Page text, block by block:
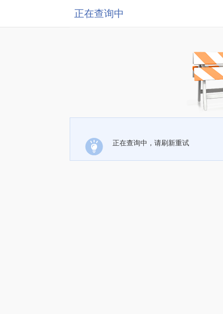
正在查询中
正在查询中，请刷新重试